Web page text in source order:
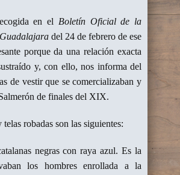
en el Boletín Oficial de la
del 24 de febrero de ese
porque da una relación exacta
y, con ello, nos informa del
de vestir que se comercializaban y
de finales del XIX.
telas robadas son las siguientes:
negras con raya azul. Es la
los hombres enrollada a la